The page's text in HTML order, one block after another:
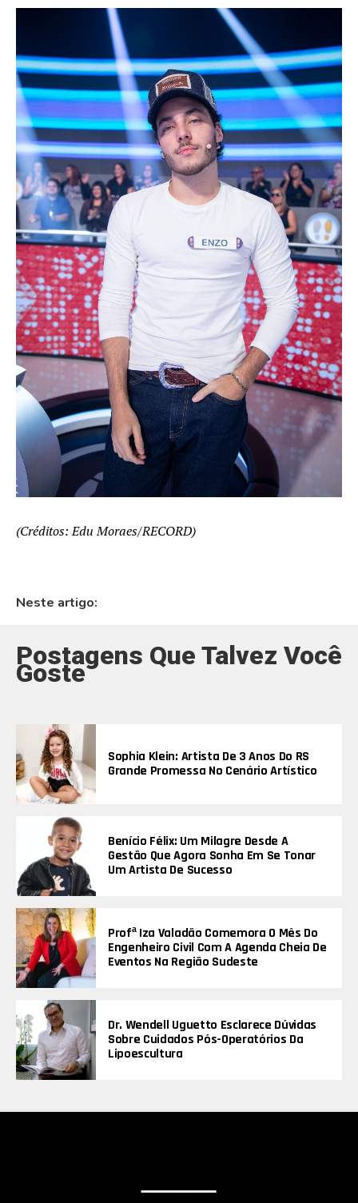
(Créditos: Edu Moraes/RECORD)
Neste artigo:
Postagens Que Talvez Você
Goste
Sophia Klein: Artista De 3 Anos Do RS
Grande Promessa No Cenário Artístico
Benício Félix: Um Milagre Desde A
Gestão Que Agora Sonha Em Se Tonar
Um Artista De Sucesso
Profª Iza Valadão Comemora O Mês Do
Engenheiro Civil Com A Agenda Cheia De
Eventos Na Região Sudeste
Dr. Wendell Uguetto Esclarece Dúvidas
Sobre Cuidados Pós-Operatórios Da
Lipoescultura